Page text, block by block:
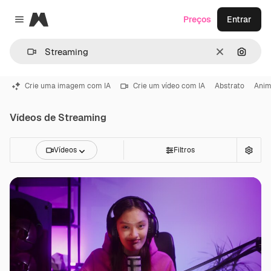
Close menu
Magnific
Limpar
Preços Entrar
Crie uma imagem com IA Crie um vídeo com IA Abstrato
Vídeos de Streaming
Vídeos Filtros